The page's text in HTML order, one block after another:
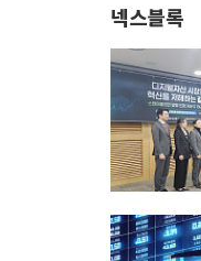
넥스블록